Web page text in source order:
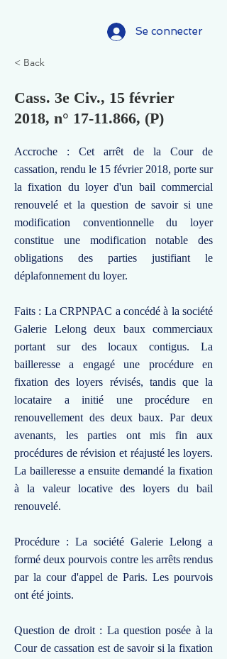
Se connecter
< Back
Cass. 3e Civ., 15 février
2018, n° 17-11.866, (P)
Accroche : Cet arrêt de la Cour de
cassation, rendu le 15 février 2018, porte sur
la fixation du loyer d'un bail commercial
renouvelé et la question de savoir si une
modification conventionnelle du loyer
constitue une modification notable des
obligations des parties justifiant le
déplafonnement du loyer.
Faits : La CRPNPAC a concédé à la société
Galerie Lelong deux baux commerciaux
portant sur des locaux contigus. La
bailleresse a engagé une procédure en
fixation des loyers révisés, tandis que la
locataire a initié une procédure en
renouvellement des deux baux. Par deux
avenants, les parties ont mis fin aux
procédures de révision et réajusté les loyers.
La bailleresse a ensuite demandé la fixation
à la valeur locative des loyers du bail
renouvelé.
Procédure : La société Galerie Lelong a
formé deux pourvois contre les arrêts rendus
par la cour d'appel de Paris. Les pourvois
ont été joints.
Question de droit : La question posée à la
Cour de cassation est de savoir si la fixation